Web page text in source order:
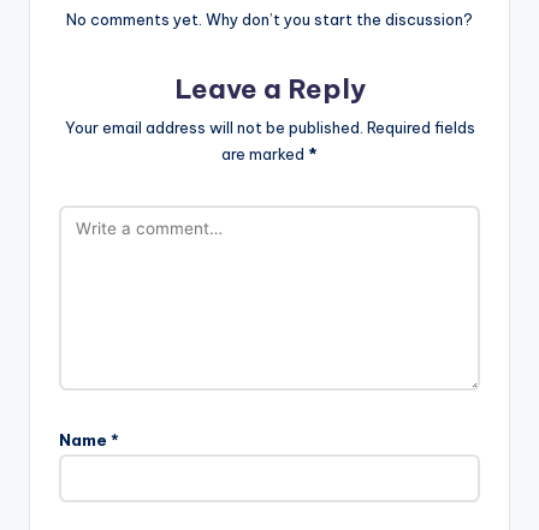
No comments yet. Why don’t you start the discussion?
Leave a Reply
Your email address will not be published. Required fields
are marked *
Name *